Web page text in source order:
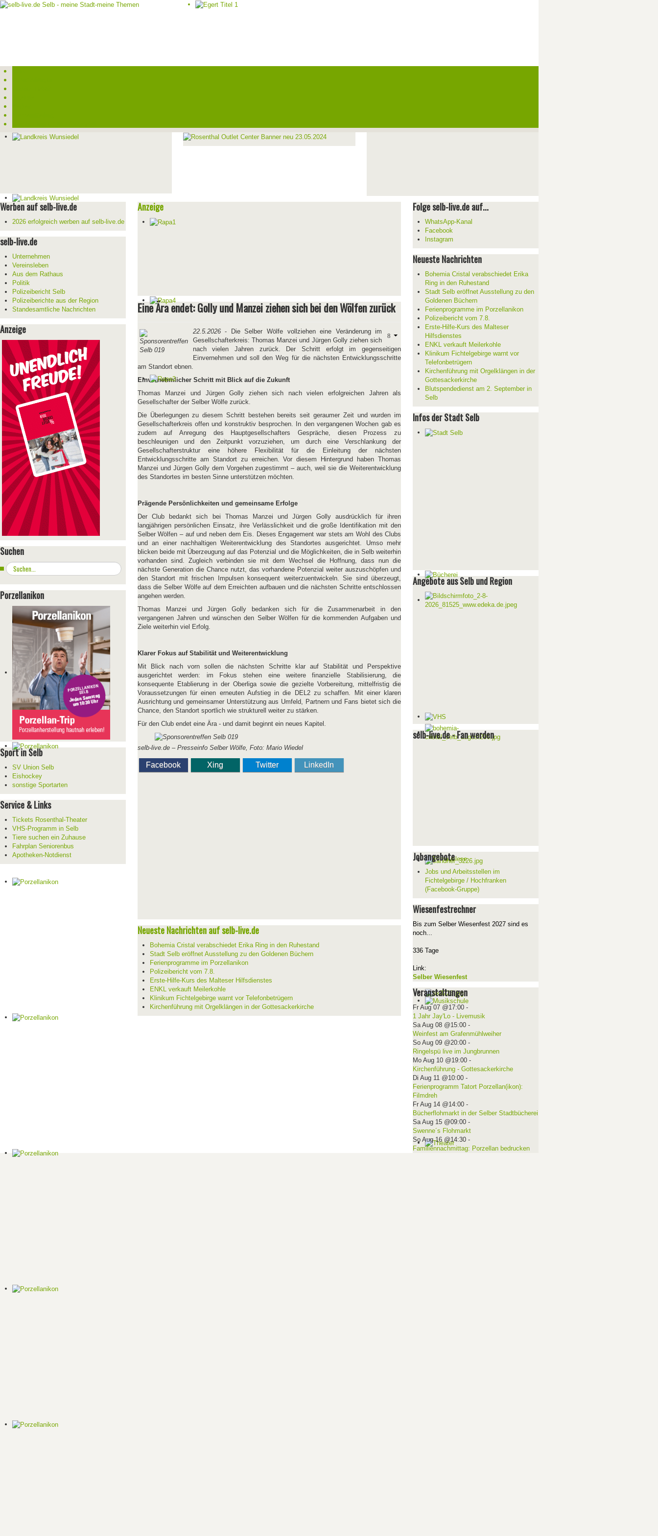
Werben auf selb-live.de
2026 erfolgreich werben auf selb-live.de
selb-live.de
Unternehmen
Vereinsleben
Aus dem Rathaus
Politik
Polizeibericht Selb
Polizeiberichte aus der Region
Standesamtliche Nachrichten
Anzeige
Suchen
Suchen
...
Porzellanikon
Sport in Selb
SV Union Selb
Eishockey
sonstige Sportarten
Service & Links
Tickets Rosenthal-Theater
VHS-Programm in Selb
Tiere suchen ein Zuhause
Fahrplan Seniorenbus
Apotheken-Notdienst
Anzeige
Eine Ära endet: Golly und Manzei ziehen sich bei den Wölfen zurück
22.5.2026- Die Selber Wölfe vollziehen eine Veränderung im
Gesellschafterkreis: Thomas Manzei und Jürgen Golly ziehen sich
nach vielen Jahren zurück. Der Schritt erfolgt im gegenseitigen
Einvernehmen und soll den Weg für die nächsten Entwicklungsschritte
am Standort ebnen.
Einvernehmlicher Schritt mit Blick auf die Zukunft
Thomas Manzei und Jürgen Golly ziehen sich nach vielen erfolgreichen Jahren als
Gesellschafter der Selber Wölfe zurück.
Die Überlegungen zu diesem Schritt bestehen bereits seit geraumer Zeit und wurden im
Gesellschafterkreis offen und konstruktiv besprochen. In den vergangenen Wochen gab es
zudem auf Anregung des Hauptgesellschafters Gespräche, diesen Prozess zu
beschleunigen und den Zeitpunkt vorzuziehen, um durch eine Verschlankung der
Gesellschafterstruktur eine höhere Flexibilität für die Einleitung der nächsten
Entwicklungsschritte am Standort zu erreichen. Vor diesem Hintergrund haben Thomas
Manzei und Jürgen Golly dem Vorgehen zugestimmt – auch, weil sie die Weiterentwicklung
des Standortes im besten Sinne unterstützen möchten.
Prägende Persönlichkeiten und gemeinsame Erfolge
Der Club bedankt sich bei Thomas Manzei und Jürgen Golly ausdrücklich für ihren
langjährigen persönlichen Einsatz, ihre Verlässlichkeit und die große Identifikation mit den
Selber Wölfen – auf und neben dem Eis. Dieses Engagement war stets am Wohl des Clubs
und an einer nachhaltigen Weiterentwicklung des Standortes ausgerichtet. Umso mehr
blicken beide mit Überzeugung auf das Potenzial und die Möglichkeiten, die in Selb weiterhin
vorhanden sind. Zugleich verbinden sie mit dem Wechsel die Hoffnung, dass nun die
nächste Generation die Chance nutzt, das vorhandene Potenzial weiter auszuschöpfen und
den Standort mit frischen Impulsen konsequent weiterzuentwickeln. Sie sind überzeugt,
dass die Selber Wölfe auf dem Erreichten aufbauen und die nächsten Schritte entschlossen
angehen werden.
Thomas Manzei und Jürgen Golly bedanken sich für die Zusammenarbeit in den
vergangenen Jahren und wünschen den Selber Wölfen für die kommenden Aufgaben und
Ziele weiterhin viel Erfolg.
Klarer Fokus auf Stabilität und Weiterentwicklung
Mit Blick nach vorn sollen die nächsten Schritte klar auf Stabilität und Perspektive
ausgerichtet werden: im Fokus stehen eine weitere finanzielle Stabilisierung, die
konsequente Etablierung in der Oberliga sowie die gezielte Vorbereitung, mittelfristig die
Voraussetzungen für einen erneuten Aufstieg in die DEL2 zu schaffen. Mit einer klaren
Ausrichtung und gemeinsamer Unterstützung aus Umfeld, Partnern und Fans bietet sich die
Chance, den Standort sportlich wie strukturell weiter zu stärken.
Für den Club endet eine Ära - und damit beginnt ein neues Kapitel.
selb-live.de – Presseinfo Selber Wölfe, Foto: Mario Wiedel
Facebook Xing Twitter LinkedIn
Neueste Nachrichten auf selb-live.de
Bohemia Cristal verabschiedet Erika Ring in den Ruhestand
Stadt Selb eröffnet Ausstellung zu den Goldenen Büchern
Ferienprogramme im Porzellanikon
Polizeibericht vom 7.8.
Erste-Hilfe-Kurs des Malteser Hilfsdienstes
ENKL verkauft Meilerkohle
Klinikum Fichtelgebirge warnt vor Telefonbetrügern
Kirchenführung mit Orgelklängen in der Gottesackerkirche
Folge selb-live.de auf...
WhatsApp-Kanal
Facebook
Instagram
Neueste Nachrichten
Bohemia Cristal verabschiedet Erika
Ring in den Ruhestand
Stadt Selb eröffnet Ausstellung zu den
Goldenen Büchern
Ferienprogramme im Porzellanikon
Polizeibericht vom 7.8.
Erste-Hilfe-Kurs des Malteser
Hilfsdienstes
ENKL verkauft Meilerkohle
Klinikum Fichtelgebirge warnt vor
Telefonbetrügern
Kirchenführung mit Orgelklängen in der
Gottesackerkirche
Blutspendedienst am 2. September in
Selb
Infos der Stadt Selb
Angebote aus Selb und Region
selb-live.de - Fan werden
Jobangebote
Jobs und Arbeitsstellen im
Fichtelgebirge / Hochfranken
(Facebook-Gruppe)
Wiesenfestrechner
Bis zum Selber Wiesenfest 2027 sind es
noch...
336 Tage
Link:
Selber Wiesenfest
Veranstaltungen
Fr Aug 07 @17:00-
1 Jahr Jay'Lo - Livemusik
Sa Aug 08 @15:00-
Weinfest am Grafenmühlweiher
So Aug 09 @20:00-
Ringelspü live im Jungbrunnen
Mo Aug 10 @19:00-
Kirchenführung - Gottesackerkirche
Di Aug 11 @10:00-
Ferienprogramm Tatort Porzellan(ikon):
Filmdreh
Fr Aug 14 @14:00-
Bücherflohmarkt in der Selber Stadtbücherei
Sa Aug 15 @09:00-
Swenne´s Flohmarkt
So Aug 16 @14:30-
Familiennachmittag: Porzellan bedrucken